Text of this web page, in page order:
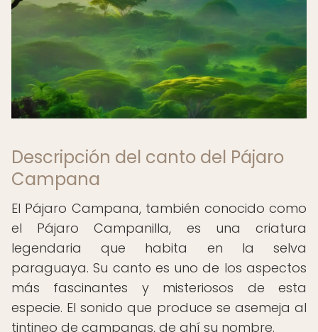
Descripción del canto del Pájaro
Campana
El Pájaro Campana, también conocido como
el Pájaro Campanilla, es una criatura
legendaria que habita en la selva
paraguaya. Su canto es uno de los aspectos
más fascinantes y misteriosos de esta
especie. El sonido que produce se asemeja al
tintineo de campanas, de ahí su nombre.